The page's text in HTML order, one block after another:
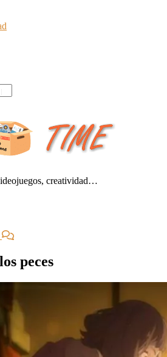
creatividad…
peces